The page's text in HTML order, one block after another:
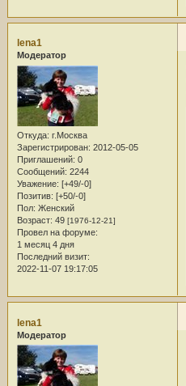
lena1
Модератор
Откуда: г.Москва
Зарегистрирован: 2012-05-05
Приглашений: 0
Сообщений: 2244
Уважение: [+49/-0]
Позитив: [+50/-0]
Пол: Женский
Возраст: 49 [1976-12-21]
Провел на форуме:
1 месяц 4 дня
Последний визит:
2022-11-07 19:17:05
lena1
Модератор